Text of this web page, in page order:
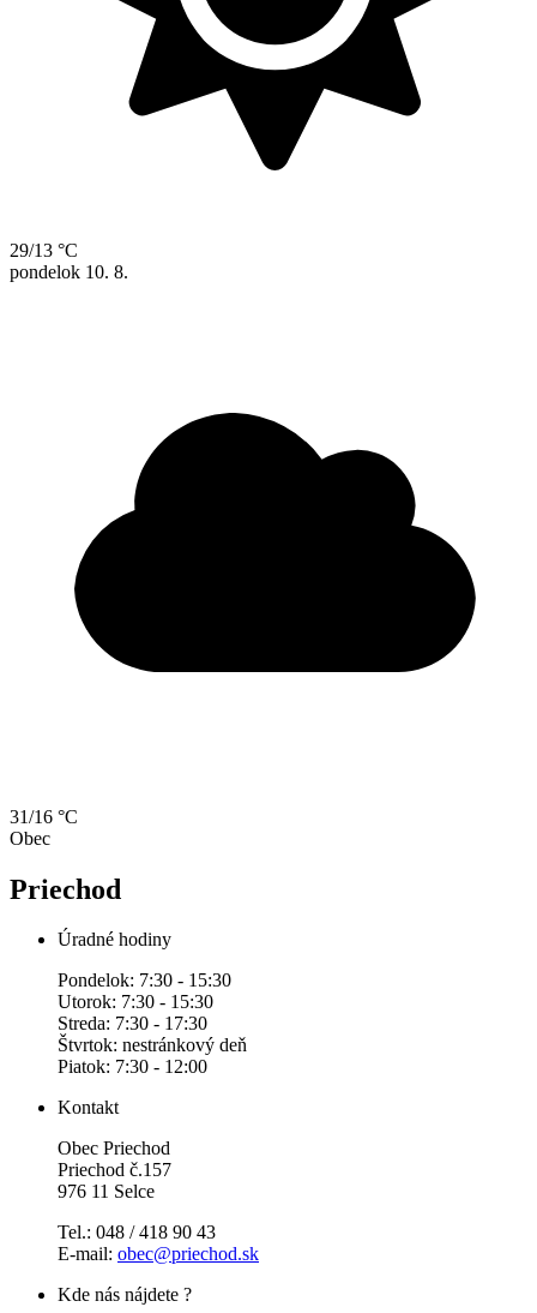
29/13 °C
pondelok 10. 8.
31/16 °C
Obec
Priechod
Úradné hodiny
Pondelok: 7:30 - 15:30
Utorok: 7:30 - 15:30
Streda: 7:30 - 17:30
Štvrtok: nestránkový deň
Piatok: 7:30 - 12:00
Kontakt
Obec Priechod
Priechod č.157
976 11 Selce
Tel.: 048 / 418 90 43
E-mail: obec@priechod.sk
Kde nás nájdete ?